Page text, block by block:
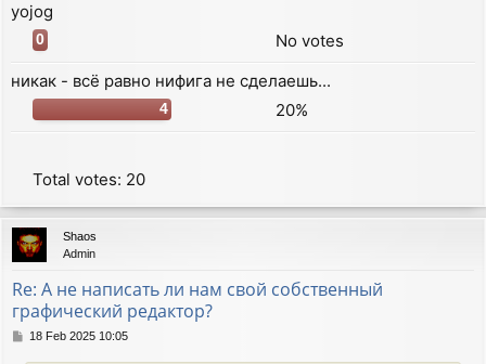
yojog
0
No votes
никак - всё равно нифига не сделаешь...
4 20%
Total votes: 20
Shaos
Admin
Re: А не написать ли нам свой собственный
графический редактор?
P18 Feb 2025 10:05